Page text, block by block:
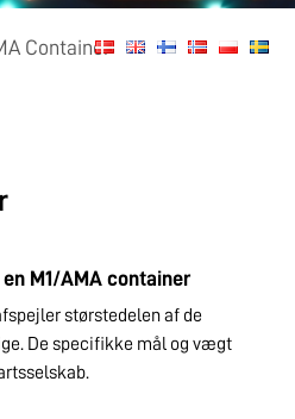
Container
M1/AMA container
størstedelen af de
De specifikke mål og vægt